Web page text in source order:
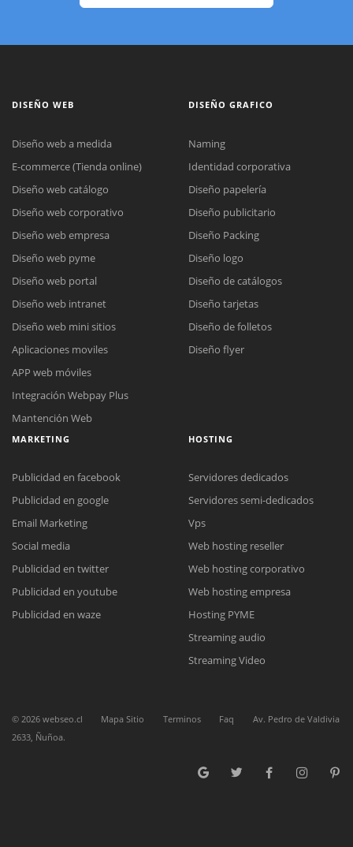
Reunión online
Nuestros ejecutivos le enviarán un correo electrónico con el enlace a
Meet para la reunión online.
Cotización
Complete el formulario y nos contactaremos a la brevedad.
Chat Online
para enviarnos un correo electrónico con sus datos personales.
DISEÑO WEB
Diseño web a medida
E-commerce (Tienda online)
Diseño web catálogo
Diseño web corporativo
Diseño web empresa
Diseño web pyme
Diseño web portal
Diseño web intranet
Diseño web mini sitios
Aplicaciones moviles
APP web móviles
Integración Webpay Plus
Mantención Web
DISEÑO GRAFICO
Naming
Identidad corporativa
Diseño papelería
Diseño publicitario
Diseño Packing
Diseño logo
Diseño de catálogos
Diseño tarjetas
Diseño de folletos
Diseño flyer
MARKETING
Publicidad en facebook
Publicidad en google
Email Marketing
Social media
Publicidad en twitter
Publicidad en youtube
Publicidad en waze
HOSTING
Servidores dedicados
Servidores semi-dedicados
Vps
Web hosting reseller
Web hosting corporativo
Web hosting empresa
Hosting PYME
Streaming audio
Streaming Video
© 2026 webseo.cl Mapa Sitio Terminos Faq
Av. Pedro de Valdivia
2633, Ñuñoa.